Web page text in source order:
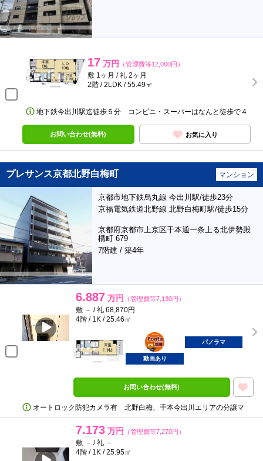
17 万円 （管理費等12,000円）
敷 1ヶ月 / 礼 2ヶ月
2階 / 2LDK / 55.49㎡
地下鉄今出川駅迄徒歩５分 コンビニ・スーパーはなんと徒歩で４
お問い合わせ(無料) お気に入り
プレサンス京都北野白梅町 マンション
京都市地下鉄烏丸線 今出川駅/徒歩23分
京福電気鉄道北野線 北野白梅町駅/徒歩15分
京都府京都市上京区千本通一条上る北伊勢殿
構町 679
7階建 / 築4年
6.887 万円 （管理費等7,130円）
敷 － / 礼 68,870円
4階 / 1K / 25.46㎡
ポンタ
部屋
パノラマ
動画あり
お問い合わせ(無料)
オートロック防犯カメラ有 北野白梅、千本今出川エリアの分譲マ
7.173 万円 （管理費等7,270円）
敷 － / 礼 －
4階 / 1K / 25.95㎡